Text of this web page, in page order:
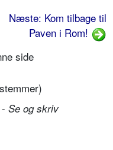
Næste: Kom tilbage til
Paven i Rom!
side
stemmer)
Se og skriv